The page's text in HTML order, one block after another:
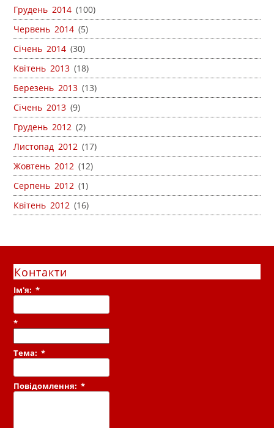
Грудень 2014 (100)
Червень 2014 (5)
Січень 2014 (30)
Квітень 2013 (18)
Березень 2013 (13)
Січень 2013 (9)
Грудень 2012 (2)
Листопад 2012 (17)
Жовтень 2012 (12)
Серпень 2012 (1)
Квітень 2012 (16)
Контакти
Ім'я:*
*
Тема:*
Повідомлення:*